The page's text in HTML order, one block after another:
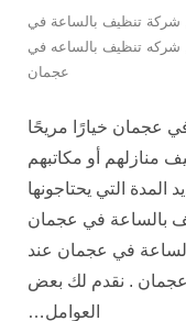
شركة تنظيف بالساعة في
شركه تنظيف بالساعه في
عجمان
عجمان خيارًا مريحًا
منازلهم أو مكاتبهم
المدة التي يحتاجونها
بالساعة في عجمان
في عجمان عند
. نقدم لك بعض
العوامل…